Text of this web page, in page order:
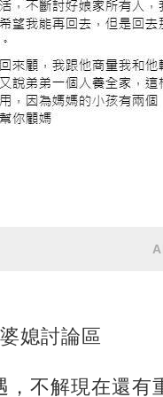
媳討論區
，不解現在還